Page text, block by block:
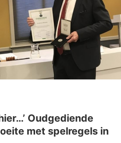
Oudgediende
met spelregels in